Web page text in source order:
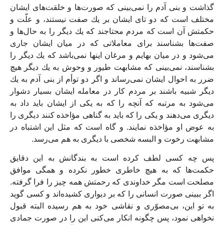
گذاشت و بنى آدم را نمى‏‌بينى كه صورت‏‌ها و خلقت‌‏هاى ايشان
مختلف است كه دو تاى ايشان بر يك صفت نيستند، و علّت و
حكمتش آن است كه مردم محتاجند كه يك ديگر را به حال‌ها و
صفت‏‌ها بشناسند براى معاملاتى كه در ميان ايشان جارى
مى‏‌شود و در ميان بهايم و مرغان اينها نمى‌‏باشد كه يك ديگر را
بشناسند، نمى‏‌بينى كه مشابهت طيور و وحوش به يك ديگر هيچ
ضرر به احوال ايشان نمى‏‌رساند و اگر دو توأم از بنى آدم به يك
ديگر شبيه باشند بر مردم كار در معامله ايشان بسيار دشوار
مى‏‌شود به مرتبه كه آنچه را كه به يكى از ايشان بايد داد به
ديگرى مى‌دهند و يكى را كه بايد به گناهى مؤاخذه كنند ديگرى را
به عوض او مؤاخذه نمايند. و گاه است كه مثل اين اشتباه در
مشابهت رخوت و البسه شخصى با ديگرى به هم مى‌‏رسد.
پس چه كسى لطف كرده است به بندگانش به اين دقايق
حكمت‌ها كه به هيچ خاطرى خطور نكرده و همگى موافق
مصلحت است مگر خداوندى كه رحمتش همه چيز را فرا گرفته.
اگر ببينى صورت انسانى را كه بر ديوارى كشيده‌‏اند و كسى گويد
به تو اين، بى‏‌مصوّرى و نقاشى خود به هم رسيده البته قبول
نخواهى نمود، پس چگونه انكار مى‏‌كنى اين را در صورت جمادى